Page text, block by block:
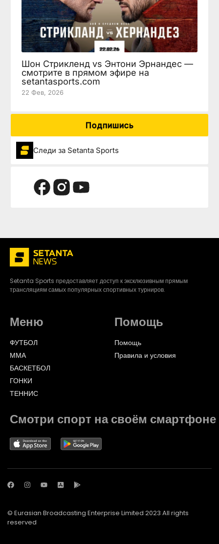
Шон Стрикленд vs Энтони Эрнандес —
смотрите в прямом эфире на
setantasports.com
22 Фев, 2026
Подпишись
Следи за Setanta Sports
Setanta Sports предоставляет доступ к эксклюзивным прямым
трансляциям самых популярных спортивных турниров.
Меню
ФУТБОЛ
ММА
БАСКЕТБОЛ
ГОНКИ
ТЕННИС
Помощь
Помощь
Правила и условия
Смотри спорт на своём смартфоне
© Eurasian Broadcasting Enterprise Limited 2023 All rights
reserved